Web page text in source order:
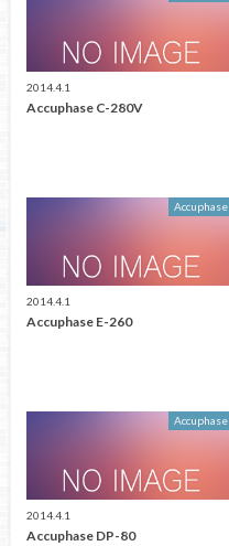
2014.4.1
Accuphase C-280V
Accuphase
2014.4.1
Accuphase E-260
Accuphase
2014.4.1
Accuphase DP-80